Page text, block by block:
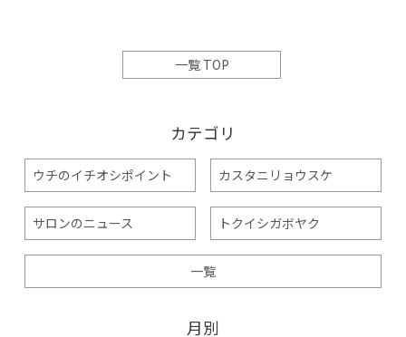
一覧 TOP
カテゴリ
ウチのイチオシポイント カスタニリョウスケ
サロンのニュース トクイシガボヤク
一覧
月別